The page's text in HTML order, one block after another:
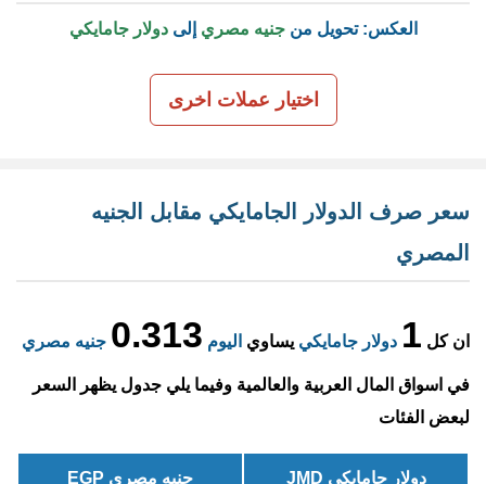
العكس: تحويل منجنيه مصري إلىدولار جامايكي
اختيار عملات اخرى
سعر صرف الدولار الجامايكي مقابل الجنيه
المصري
ان كل 1 دولار جامايكي يساوي اليوم 0.313 جنيه مصري
في اسواق المال العربية والعالمية وفيما يلي جدول يظهر السعر
لبعض الفئات
دولار جامايكي JMD جنيه مصري EGP